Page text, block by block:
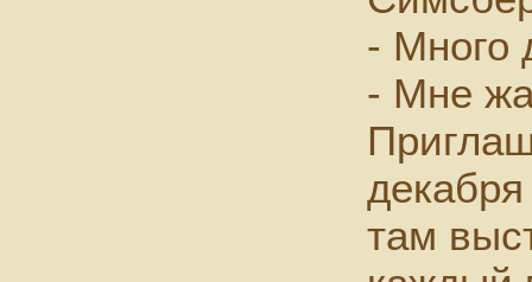
- Много
- Мне
там